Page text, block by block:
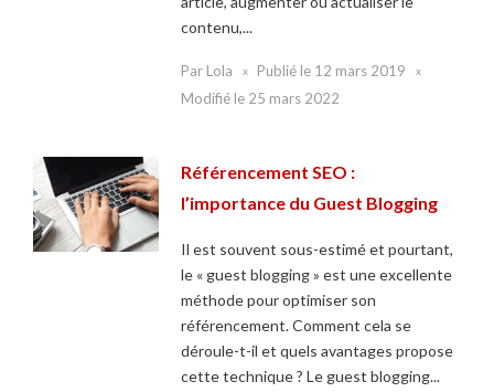
contenu,...
Par Lola Publié le 12 mars 2019
Modifié le 25 mars 2022
Référencement SEO :
l’importance du Guest Blogging
Il est souvent sous-estimé et pourtant,
le « guest blogging » est une excellente
méthode pour optimiser son
référencement. Comment cela se
déroule-t-il et quels avantages propose
cette technique ? Le guest blogging...